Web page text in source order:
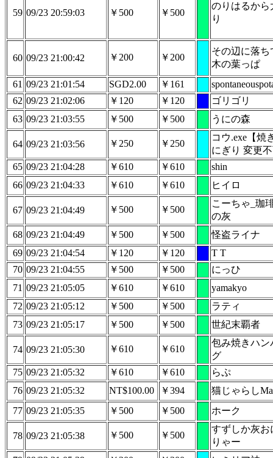
59 09/23 20:59:03 ￥500 ￥500
のりはるから
り
60 09/23 21:00:42 ￥200 ￥200
その辺に落ち
木の葉っぱ
61 09/23 21:01:54 SGD2.00 ￥161
62 09/23 21:02:06 ￥120 ￥120
ゴリゴリ
63 09/23 21:03:55 ￥500 ￥500 うにの森
64 09/23 21:03:56 ￥250 ￥250
コウ.exe【焼
にぎり 変更
65 09/23 21:04:28 ￥610 ￥610
shin
66 09/23 21:04:33 ￥610 ￥610 ヒイロ
67 09/23 21:04:49 ￥500 ￥500
こーちゃ_珈
の灰
68 09/23 21:04:49 ￥500 ￥500
怪盗ライナ
69 09/23 21:04:54 ￥120 ￥120
T T
70 09/23 21:04:55 ￥500 ￥500
にっひ
71 09/23 21:05:05 ￥610 ￥610
yamakyo
72 09/23 21:05:12 ￥500 ￥500
ラティ
73 09/23 21:05:17 ￥500 ￥500 世紀末覇者
74 09/23 21:05:30 ￥610 ￥610
包み焼きハン
グ
75 09/23 21:05:32 ￥610 ￥610
らぷ
76 09/23 21:05:32 NT$100.00 ￥394
猫じゃらし
77 09/23 21:05:35 ￥500 ￥500 ホーク
78 09/23 21:05:38 ￥500 ￥500
すずしか灰お
りゃー